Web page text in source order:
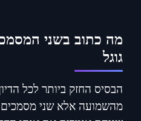
מה כתוב בשני
גוגל
הבסיס החזק ביותר לכל
מהשמועה אלא שני